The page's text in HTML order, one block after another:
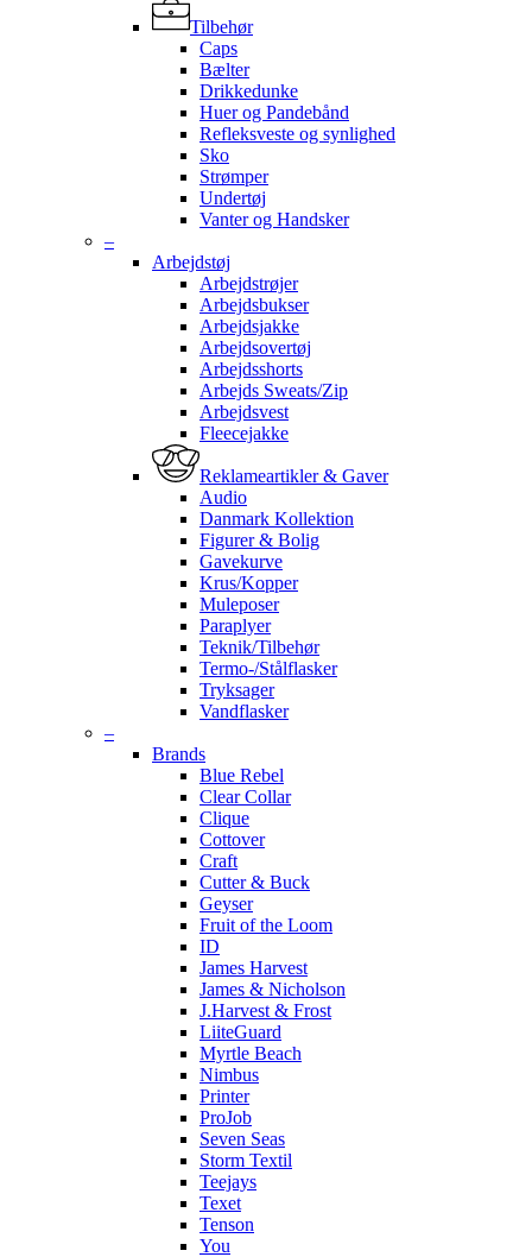
Tilbehør
Caps
Bælter
Drikkedunke
Huer og Pandebånd
Refleksveste og synlighed
Sko
Strømper
Undertøj
Vanter og Handsker
–
Arbejdstøj
Arbejdstrøjer
Arbejdsbukser
Arbejdsjakke
Arbejdsovertøj
Arbejdsshorts
Arbejds Sweats/Zip
Arbejdsvest
Fleecejakke
Reklameartikler & Gaver
Audio
Danmark Kollektion
Figurer & Bolig
Gavekurve
Krus/Kopper
Muleposer
Paraplyer
Teknik/Tilbehør
Termo-/Stålflasker
Tryksager
Vandflasker
–
Brands
Blue Rebel
Clear Collar
Clique
Cottover
Craft
Cutter & Buck
Geyser
Fruit of the Loom
ID
James Harvest
James & Nicholson
J.Harvest & Frost
LiiteGuard
Myrtle Beach
Nimbus
Printer
ProJob
Seven Seas
Storm Textil
Teejays
Texet
Tenson
You